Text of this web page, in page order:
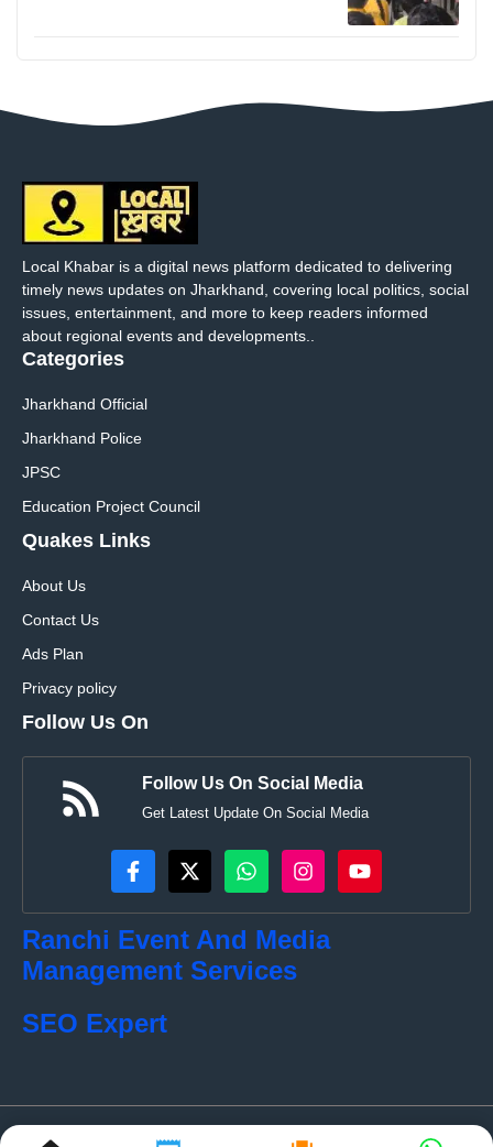
Local Khabar is a digital news platform dedicated to delivering
timely news updates on Jharkhand, covering local politics, social
issues, entertainment, and more to keep readers informed
about regional events and developments..
Categories
Jharkhand Official
Jharkhand Police
JPSC
Education Project Council
Quakes Links
About Us
Contact Us
Ads Plan
Privacy policy
Follow Us On
Follow Us On Social Media
Get Latest Update On Social Media
Ranchi Event And Media
Management Services
SEO Expert
© localkhabar.com • All rights reserved